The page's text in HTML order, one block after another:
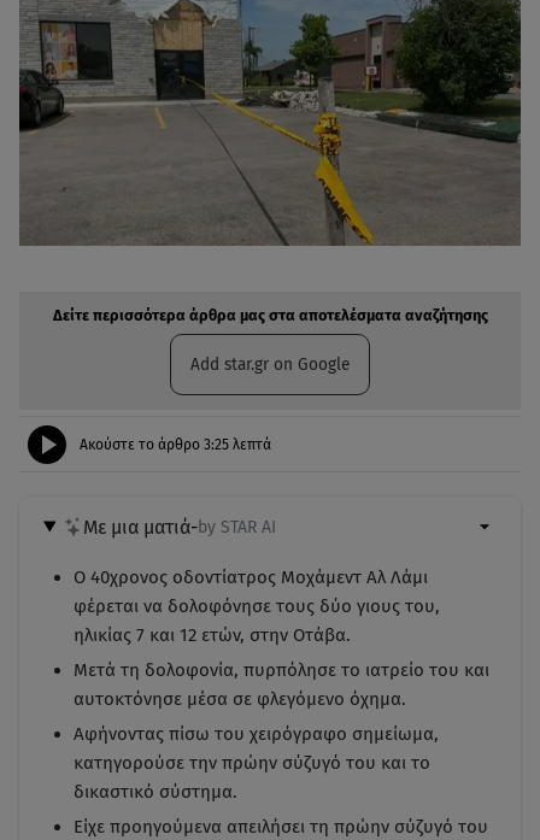
Δείτε περισσότερα άρθρα μας στα αποτελέσματα αναζήτησης
Add star.gr on Google
Ακούστε το άρθρο 3:25 λεπτά
Με μια ματιά-by STAR AI
Ο 40χρονος οδοντίατρος Μοχάμεντ Αλ Λάμι
φέρεται να δολοφόνησε τους δύο γιους του,
ηλικίας 7 και 12 ετών, στην Οτάβα.
Μετά τη δολοφονία, πυρπόλησε το ιατρείο του και
αυτοκτόνησε μέσα σε φλεγόμενο όχημα.
Αφήνοντας πίσω του χειρόγραφο σημείωμα,
κατηγορούσε την πρώην σύζυγό του και το
δικαστικό σύστημα.
Είχε προηγούμενα απειλήσει τη πρώην σύζυγό του